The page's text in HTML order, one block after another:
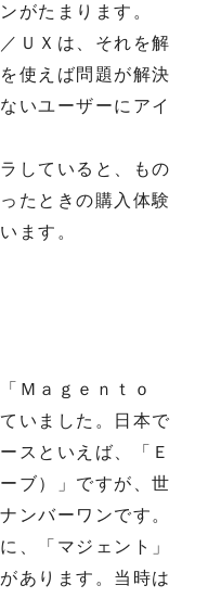
がたまります。
ＵＸは、それを解
使えば問題が解決
いユーザーにアイ
していると、もの
たときの購入体験
ます。
Ｍａｇｅｎｔｏ
いました。日本で
スといえば、「Ｅ
ブ）」ですが、世
ンバーワンです。
、「マジェント」
あります。当時は